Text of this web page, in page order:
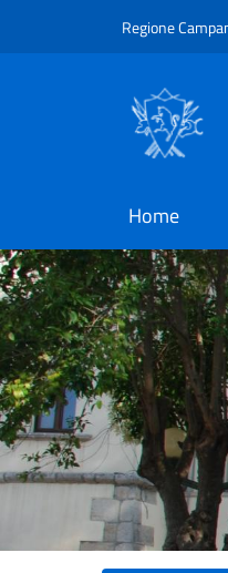
Regione
Home
Provincia